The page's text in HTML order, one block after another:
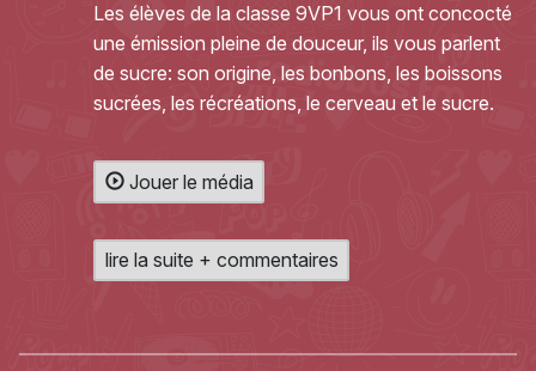
Les élèves de la classe 9VP1 vous ont concocté
une émission pleine de douceur, ils vous parlent
de sucre: son origine, les bonbons, les boissons
sucrées, les récréations, le cerveau et le sucre.
Jouer le média
lire la suite + commentaires